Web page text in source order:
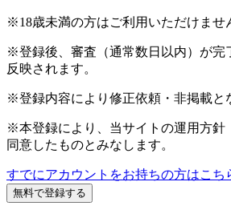
※18歳未満の方はご利用いただけませ
※登録後、審査（通常数日以内）が完
反映されます。
※登録内容により修正依頼・非掲載と
※本登録により、当サイトの運用方針
同意したものとみなします。
すでにアカウントをお持ちの方はこち
無料で登録する